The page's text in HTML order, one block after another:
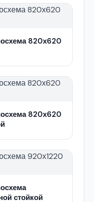
820х620
820х620
стойкой